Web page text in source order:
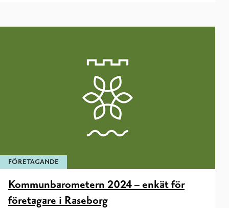
FÖRETAGANDE
Kommunbarometern 2024 – enkät för
företagare i Raseborg